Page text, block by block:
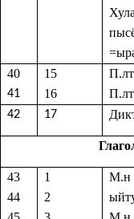
40
41
15
16
42 17
43
44
1
2
М.н